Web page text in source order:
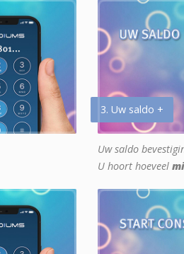
3. Uw saldo +
Uw saldo
U hoort hoeveel